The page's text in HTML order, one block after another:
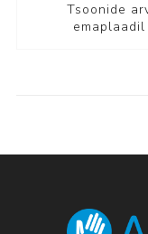
Tsoonide
emaplaadil